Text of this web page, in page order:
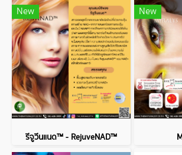
New
รีจูวีนแนด™ - RejuveNAD™
New